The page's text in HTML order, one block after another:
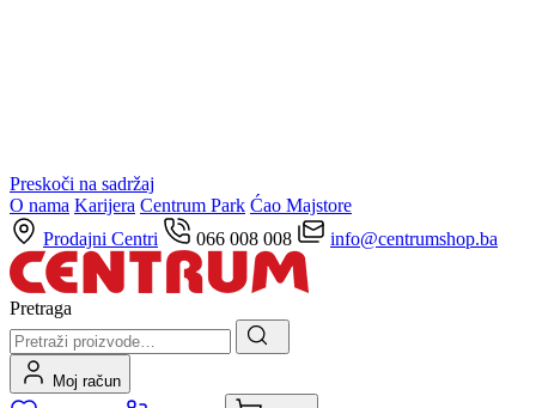
Preskoči na sadržaj
O nama Karijera Centrum Park Ćao Majstore
Prodajni Centri
066 008 008 info@centrumshop.ba
Pretraga
Moj račun